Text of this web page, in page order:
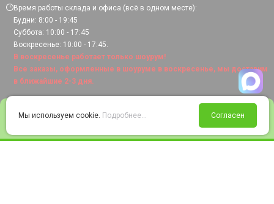
Войти Избранное Корзина
Время работы склада и офиса (всё в одном месте):
Будни: 8:00 - 19:45
Суббота: 10:00 - 17:45
Воскресенье: 10:00 - 17:45.
В воскресенье работает только шоурум!
Все заказы, оформленные в шоуруме в воскресенье, мы доставим
в ближайшие 2-3 дня.
Мы используем cookie. Подробнее... Согласен